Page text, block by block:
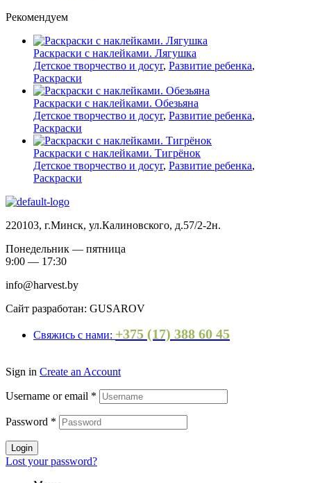
Рекомендуем
Раскраски с наклейками. Лягушка
Детское творчество и досуг, Развитие ребенка,
Раскраски
Раскраски с наклейками. Обезьяна
Детское творчество и досуг, Развитие ребенка,
Раскраски
Раскраски с наклейками. Тигрёнок
Детское творчество и досуг, Развитие ребенка,
Раскраски
220103, г.Минск, ул.Калиновского, д.57/2-2н.
Понедельник — пятница
9:00 — 17:30
info@harvest.by
Сайт разработан: GUSAROV
Свяжись с нами: +375 (17) 388 60 45
Sign in Create an Account
Username or email *
Password *
Login
Lost your password?